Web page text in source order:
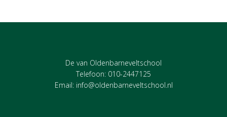
De van Oldenbarneveltschool
Telefoon: 010-2447125
Email: info@oldenbarneveltschool.nl